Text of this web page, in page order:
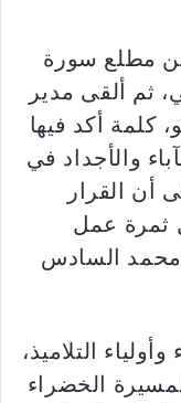
من مطلع سورة
ثم ألقى مدير
كلمة أكد فيها
والأجداد في
أن القرار
ثمرة عمل
محمد السادس
التلاميذ،
الخضراء